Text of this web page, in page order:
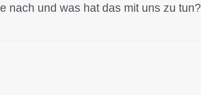
nach und was hat das mit uns zu tun?